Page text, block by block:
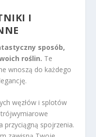
I
sposób,
roślin. Te
wnoszą do każdego
węzłów i splotów
przyciągną spojrzenia.